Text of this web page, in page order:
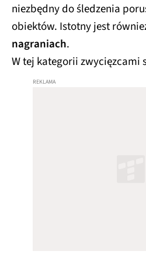
niezbędny do śledzenia
obiektów. Istotny jest
nagraniach.
W tej kategorii zwycięzcami